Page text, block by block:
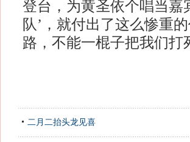
登台，为黄圣依个唱当嘉
队’，就付出了这么惨重
路，不能一棍子把我们打
二月二抬头龙见喜